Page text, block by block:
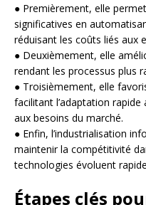
● Premièrement, elle
significatives en
réduisant les coûts liés aux
● Deuxièmement, elle
rendant les processus plus
● Troisièmement, elle
facilitant l’adaptation
aux besoins du marché.
● Enfin, l’industrialisation
maintenir la compétitivité
technologies évoluent
Étapes clés